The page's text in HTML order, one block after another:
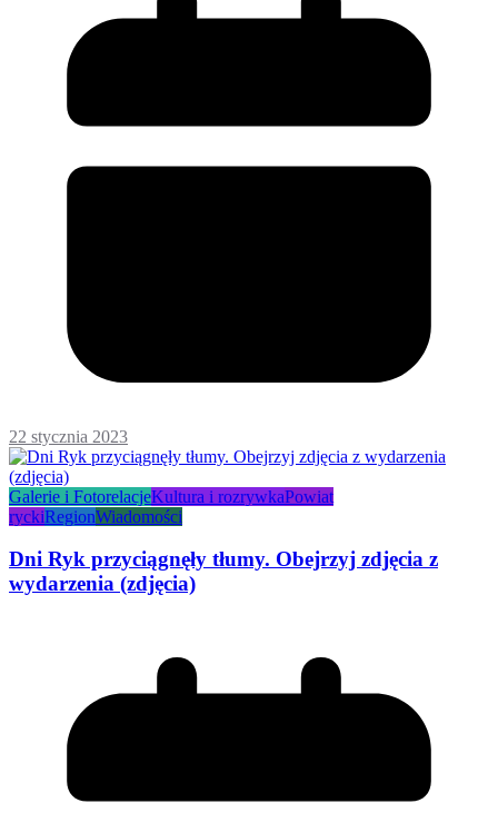
22 stycznia 2023
Galerie i FotorelacjeKultura i rozrywkaPowiat
ryckiRegionWiadomości
Dni Ryk przyciągnęły tłumy. Obejrzyj zdjęcia z
wydarzenia (zdjęcia)